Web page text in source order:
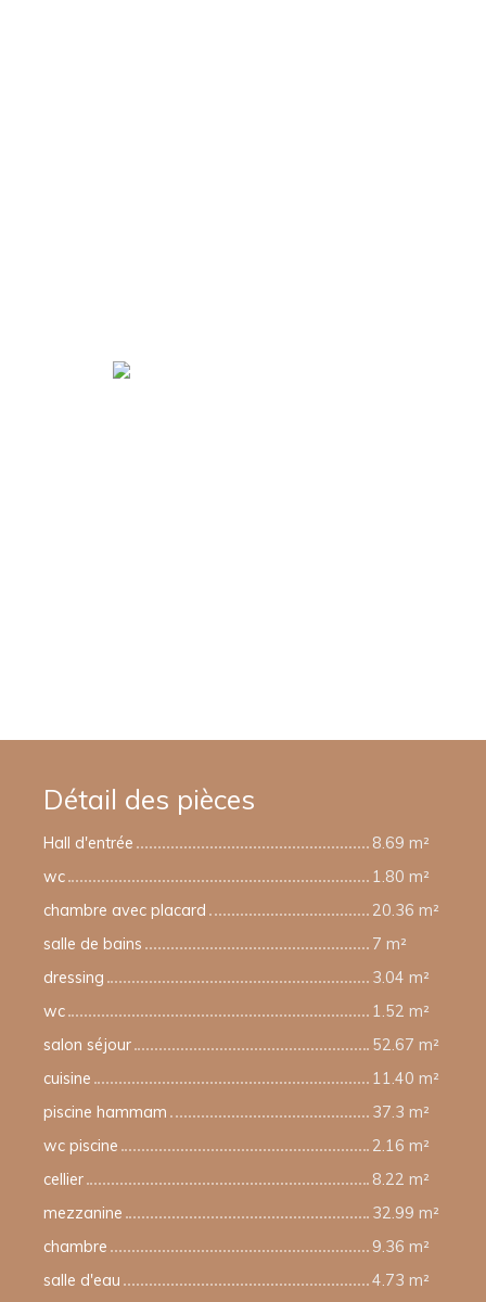
Détail des pièces
Hall d'entrée
8.69 m²
wc
1.80 m²
chambre avec placard
20.36 m²
salle de bains
7 m²
dressing
3.04 m²
wc
1.52 m²
salon séjour
52.67 m²
cuisine
11.40 m²
piscine hammam
37.3 m²
wc piscine
2.16 m²
cellier
8.22 m²
mezzanine
32.99 m²
chambre
9.36 m²
salle d'eau
4.73 m²